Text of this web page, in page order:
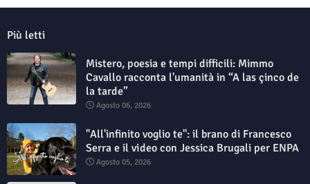
Più letti
Mistero, poesia e tempi difficili: Mimmo
Cavallo racconta l'umanità in “A las çinco de
la tarde”
Agosto 06, 2026
"All'infinito voglio te": il brano di Francesco
Serra e il video con Jessica Brugali per ENPA
Agosto 05, 2026